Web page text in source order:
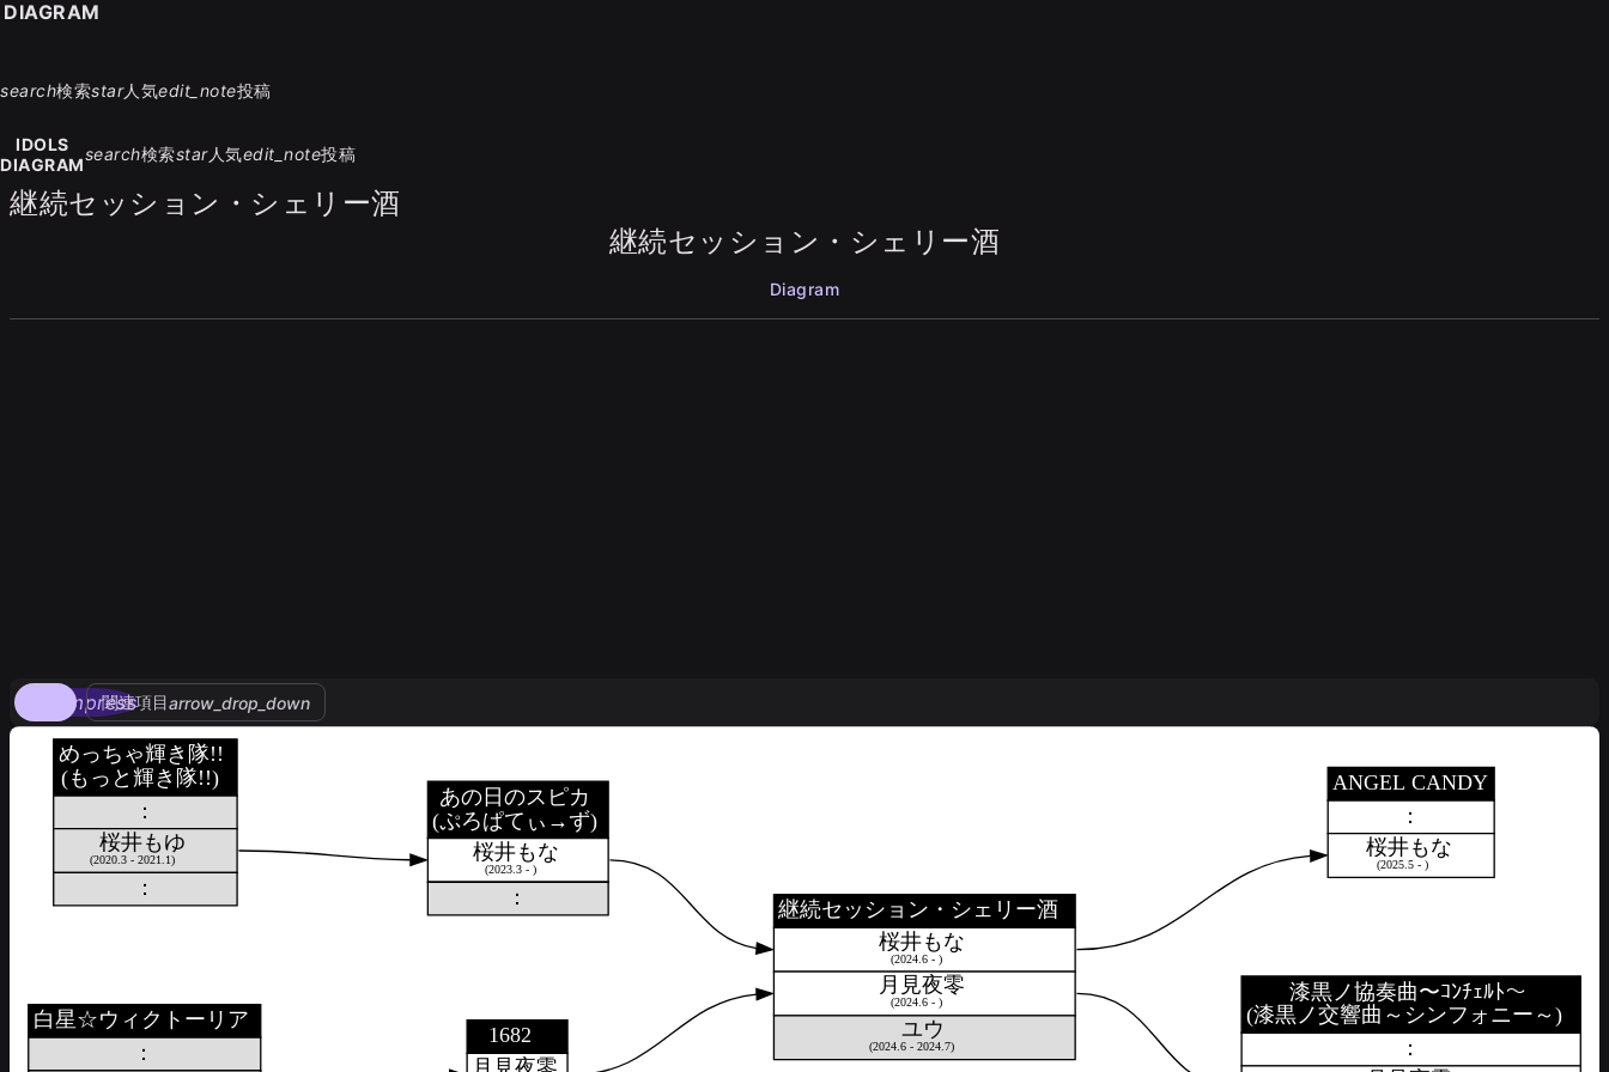
search検索star人気edit_note投稿
IDOLS
DIAGRAM
search検索star人気edit_note投稿
継続セッション・シェリー酒
継続セッション・シェリー酒
Diagram
compress
関連項目arrow_drop_down